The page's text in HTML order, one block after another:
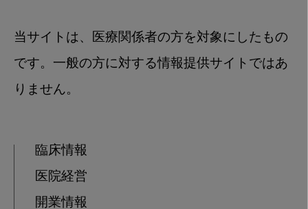
当サイトは、医療関係者の方を対象にしたもの
です。一般の方に対する情報提供サイトではあ
りません。
臨床情報
医院経営
開業情報